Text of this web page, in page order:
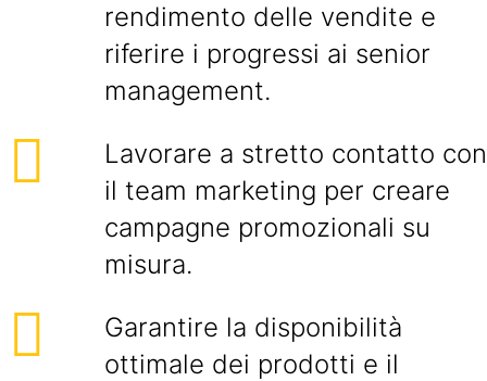
rendimento delle vendite e
riferire i progressi ai senior
management.
Lavorare a stretto contatto con
il team marketing per creare
campagne promozionali su
misura.
Garantire la disponibilità
ottimale dei prodotti e il